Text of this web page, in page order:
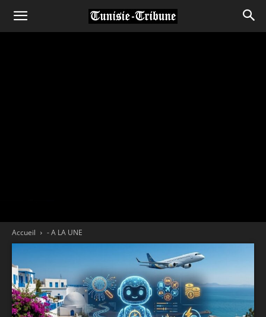
Accueil - A LA UNE